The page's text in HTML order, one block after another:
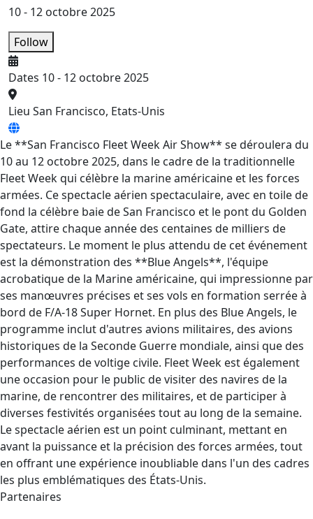
10 - 12 octobre 2025
Follow
Dates 10 - 12 octobre 2025
Lieu San Francisco, Etats-Unis
Le **San Francisco Fleet Week Air Show** se déroulera du
10 au 12 octobre 2025, dans le cadre de la traditionnelle
Fleet Week qui célèbre la marine américaine et les forces
armées. Ce spectacle aérien spectaculaire, avec en toile de
fond la célèbre baie de San Francisco et le pont du Golden
Gate, attire chaque année des centaines de milliers de
spectateurs. Le moment le plus attendu de cet événement
est la démonstration des **Blue Angels**, l'équipe
acrobatique de la Marine américaine, qui impressionne par
ses manœuvres précises et ses vols en formation serrée à
bord de F/A-18 Super Hornet. En plus des Blue Angels, le
programme inclut d'autres avions militaires, des avions
historiques de la Seconde Guerre mondiale, ainsi que des
performances de voltige civile. Fleet Week est également
une occasion pour le public de visiter des navires de la
marine, de rencontrer des militaires, et de participer à
diverses festivités organisées tout au long de la semaine.
Le spectacle aérien est un point culminant, mettant en
avant la puissance et la précision des forces armées, tout
en offrant une expérience inoubliable dans l'un des cadres
les plus emblématiques des États-Unis.
Partenaires